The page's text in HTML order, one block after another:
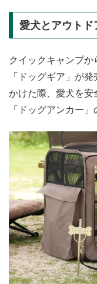
愛犬とアウトド
クイックキャンプ
「ドッグギア」が
かけた際、愛犬を安
「ドッグアンカー